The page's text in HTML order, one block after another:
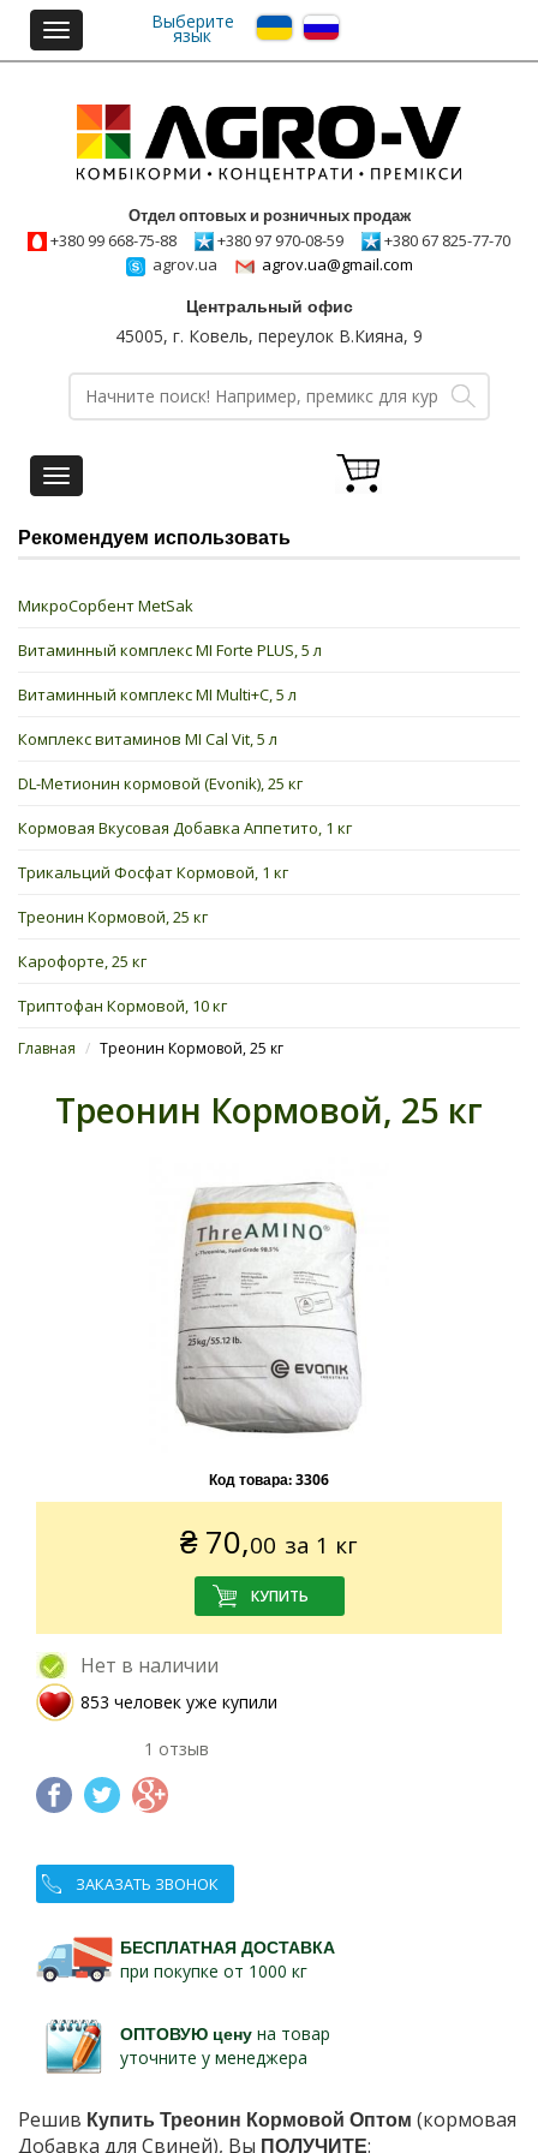
Toggle
navigation
Выберите
язык
Отдел оптовых и розничных продаж
+380 99 668-75-88
+380 97 970-08-59
+380 67 825-77-70
agrov.ua
agrov.ua@gmail.com
Центральный офис
45005, г. Ковель, переулок В.Кияна, 9
Toggle
navigation
Рекомендуем использовать
МикроСорбент MetSak
Витаминный комплекс MI Forte PLUS, 5 л
Витаминный комплекс MI Multi+C, 5 л
Комплекс витаминов MI Cal Vit, 5 л
DL-Метионин кормовой (Evonik), 25 кг
Кормовая Вкусовая Добавка Аппетито, 1 кг
Трикальций Фосфат Кормовой, 1 кг
Треонин Кормовой, 25 кг
Карофорте, 25 кг
Триптофан Кормовой, 10 кг
Главная / Треонин Кормовой, 25 кг
Треонин Кормовой, 25 кг
Код товара:3306
₴ 70,00 за 1 кг
Нет в наличии
853 человек уже купили
1 отзыв
ЗАКАЗАТЬ ЗВОНОК
БЕСПЛАТНАЯ ДОСТАВКА
при покупке от 1000 кг
ОПТОВУЮ цену на товар
уточните у менеджера
Решив Купить Треонин Кормовой Оптом (кормовая
Добавка для Свиней), Вы ПОЛУЧИТЕ: